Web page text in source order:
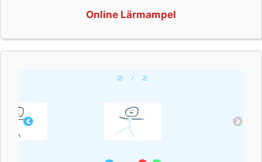
Online Lärmampel